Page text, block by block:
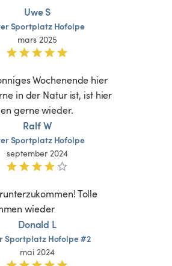
Uwe S
Sportplatz Hofolpe
mars 2025
Wochenende hier
in der Natur ist, ist hier
gerne wieder.
Ralf W
Sportplatz Hofolpe
september 2024
Tolle
wieder
Donald L
Sportplatz Hofolpe#2
mai 2024